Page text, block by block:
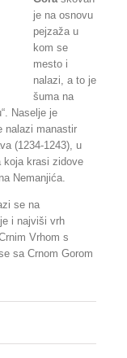
je na osnovu
pejzaža u
kom se
mesto i
nalazi, a to je
šuma na
Naselje je
nalazi manastir
(1234-1243), u
koja krasi zidove
Nemanjića.
se na
i najviši vrh
Vrhom s
sa Crnom Gorom